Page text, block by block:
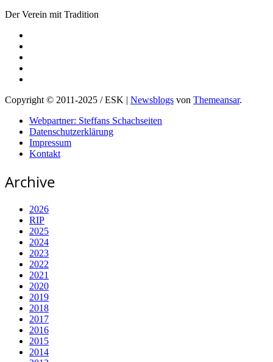
Der Verein mit Tradition
Copyright © 2011-2025 / ESK | Newsblogs von Themeansar.
Webpartner: Steffans Schachseiten
Datenschutzerklärung
Impressum
Kontakt
Archive
2026
RIP
2025
2024
2023
2022
2021
2020
2019
2018
2017
2016
2015
2014